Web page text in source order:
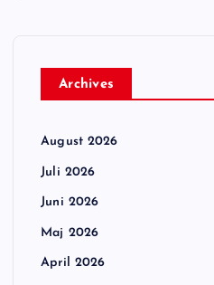
Archives
August 2026
Juli 2026
Juni 2026
Maj 2026
April 2026